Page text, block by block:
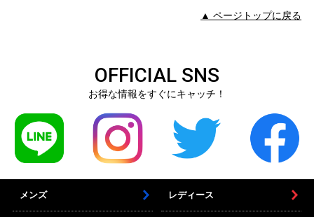
▲ ページトップに戻る
OFFICIAL SNS
お得な情報をすぐにキャッチ！
メンズ レディース